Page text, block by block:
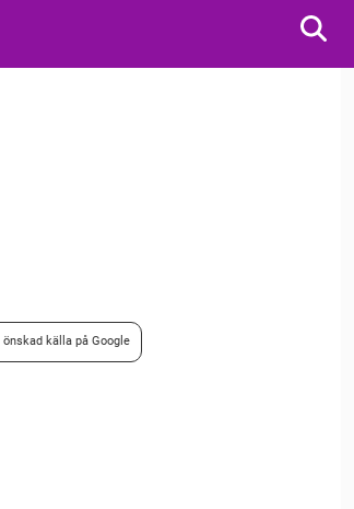
källa på Google